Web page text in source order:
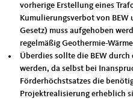
vorherige Erstellung eines
Kumulierungsverbot von BEW
Gesetz) muss aufgehoben
regelmäßig Geothermie-
Überdies sollte die BEW
werden, da selbst bei
Förderhöchstsatzes die
Projektrealisierung erheblich